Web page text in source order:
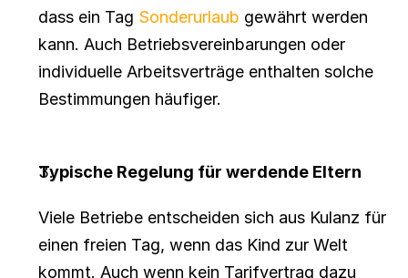
dass ein Tag Sonderurlaub gewährt werden
kann. Auch Betriebsvereinbarungen oder
individuelle Arbeitsverträge enthalten solche
Bestimmungen häufiger.
Typische Regelung für werdende Eltern
Viele Betriebe entscheiden sich aus Kulanz für
einen freien Tag, wenn das Kind zur Welt
kommt. Auch wenn kein Tarifvertrag dazu